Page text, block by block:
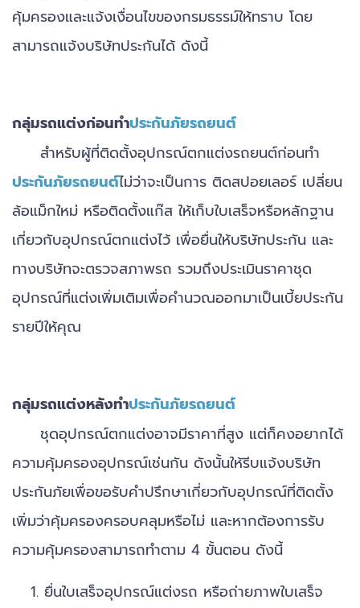
คุ้มครองและแจ้งเงื่อนไขของกรมธรรม์ให้ทราบ โดย
สามารถแจ้งบริษัทประกันได้ ดังนี้
กลุ่มรถแต่งก่อนทำประกันภัยรถยนต์
สำหรับผู้ที่ติดตั้งอุปกรณ์ตกแต่งรถยนต์ก่อนทำ
ประกันภัยรถยนต์ไม่ว่าจะเป็นการ ติดสปอยเลอร์ เปลี่ยน
ล้อแม็กใหม่ หรือติดตั้งแก๊ส ให้เก็บใบเสร็จหรือหลักฐาน
เกี่ยวกับอุปกรณ์ตกแต่งไว้ เพื่อยื่นให้บริษัทประกัน และ
ทางบริษัทจะตรวจสภาพรถ รวมถึงประเมินราคาชุด
อุปกรณ์ที่แต่งเพิ่มเติมเพื่อคำนวณออกมาเป็นเบี้ยประกัน
รายปีให้คุณ
กลุ่มรถแต่งหลังทำประกันภัยรถยนต์
ชุดอุปกรณ์ตกแต่งอาจมีราคาที่สูง แต่ก็คงอยากได้
ความคุ้มครองอุปกรณ์เช่นกัน ดังนั้นให้รีบแจ้งบริษัท
ประกันภัยเพื่อขอรับคำปรึกษาเกี่ยวกับอุปกรณ์ที่ติดตั้ง
เพิ่มว่าคุ้มครองครอบคลุมหรือไม่ และหากต้องการรับ
ความคุ้มครองสามารถทำตาม 4 ขั้นตอน ดังนี้
ยื่นใบเสร็จอุปกรณ์แต่งรถ หรือถ่ายภาพใบเสร็จ